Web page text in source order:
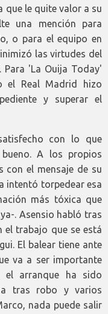
que le quite valor a su
una mención para
o para el equipo en
las virtudes del
Para 'La Ouija Today'
el Real Madrid hizo
y superar el
con lo que
A los propios
con el mensaje de su
intentó torpedear esa
más tóxica que
. Asensio habló tras
trabajo que se está
El balear tiene ante
va a ser importante
el arranque ha sido
tras robo y varios
nada puede salir